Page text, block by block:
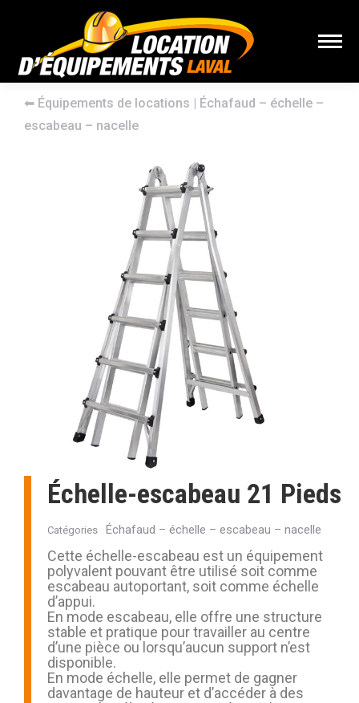
⬅︎ Équipements de locations | Échafaud – échelle –
escabeau – nacelle
Échelle-escabeau 21 Pieds
Catégories Échafaud – échelle – escabeau – nacelle
Cette échelle-escabeau est un équipement
polyvalent pouvant être utilisé soit comme
escabeau autoportant, soit comme échelle
d’appui.
En mode escabeau, elle offre une structure
stable et pratique pour travailler au centre
d’une pièce ou lorsqu’aucun support n’est
disponible.
En mode échelle, elle permet de gagner
davantage de hauteur et d’accéder à des